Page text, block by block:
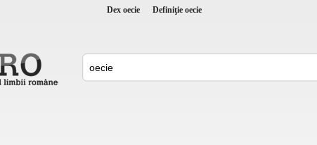
Dex oecie Definiţie oecie